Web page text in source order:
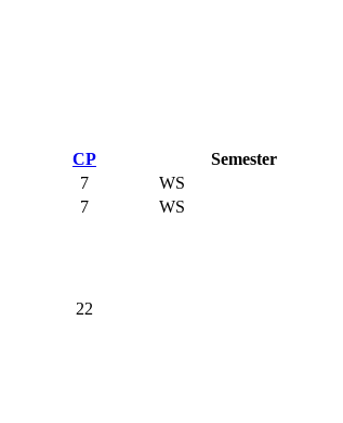
CP
Semester
7
WS
7
WS
22